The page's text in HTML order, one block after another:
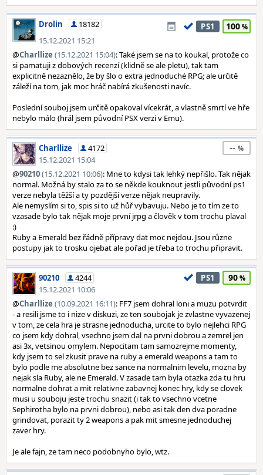
Drolin
18182
15.12.2021 15:21
PS1 100
@Charllize (15.12.2021 15:04): Také jsem se na to koukal, protože co
si pamatuji z dobových recenzí (klidně se ale pletu), tak tam
explicitně nezaznělo, že by šlo o extra jednoduché RPG; ale určitě
záleží na tom, jak moc hráč nabírá zkušenosti navíc.
Poslední souboj jsem určitě opakoval vícekrát, a vlastně smrtí ve hře
nebylo málo (hrál jsem původní PSX verzi v Emu).
Charllize
4172
15.12.2021 15:04
--
@90210(15.12.2021 10:06): Mne to kdysi tak lehký nepřišlo. Tak nějak
normal. Možná by stalo za to se někde kouknout jestli původní ps1
verze nebyla těžší a ty pozdější verze nějak neupravily.
Ale nemyslím si to, spis si to už hůř vybavuju. Nebo je to tím ze to
vzasade bylo tak nějak moje první jrpg a člověk v tom trochu plaval
:)
Ruby a Emerald bez řádně přípravy dat moc nejdou. Jsou různe
postupy jak to trosku ojebat ale pořad je třeba to trochu připravit.
90210
4244
15.12.2021 10:06
PS1 90
@Charllize (10.09.2021 16:11): FF7 jsem dohral loni a muzu potvrdit
- a resili jsme to i nize v diskuzi, ze ten soubojak je zvlastne vyvazenej
v tom, ze cela hra je strasne jednoducha, urcite to bylo nejlehci RPG
co jsem kdy dohral, vsechno jsem dal na prvni dobrou a zemrel jen
asi 3x, vetsinou omylem. Nepocitam tam samozrejme momenty,
kdy jsem to sel zkusit prave na ruby a emerald weapons a tam to
bylo podle me absolutne bez sance na normalnim levelu, mozna by
nejak sla Ruby, ale ne Emerald. V zasade tam byla otazka zda tu hru
normalne dohrat a mit relativne zabavnej konec hry, kdy se clovek
musi u souboju jeste trochu snazit (i tak to vsechno vcetne
Sephirotha bylo na prvni dobrou), nebo asi tak den dva poradne
grindovat, porazit ty 2 weapons a pak mit smesne jednoduchej
zaver hry.
Je ale fajn, ze tam neco podobnyho bylo, wtz.